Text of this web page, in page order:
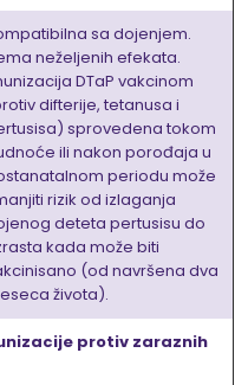
sa dojenjem.
neželjenih efekata.
DTaP vakcinom
difterije, tetanusa i
sprovedena tokom
ili nakon porođaja u
periodu može
rizik od izlaganja
deteta pertusisu do
kada može biti
(od navršena dva
života).
protiv zaraznih